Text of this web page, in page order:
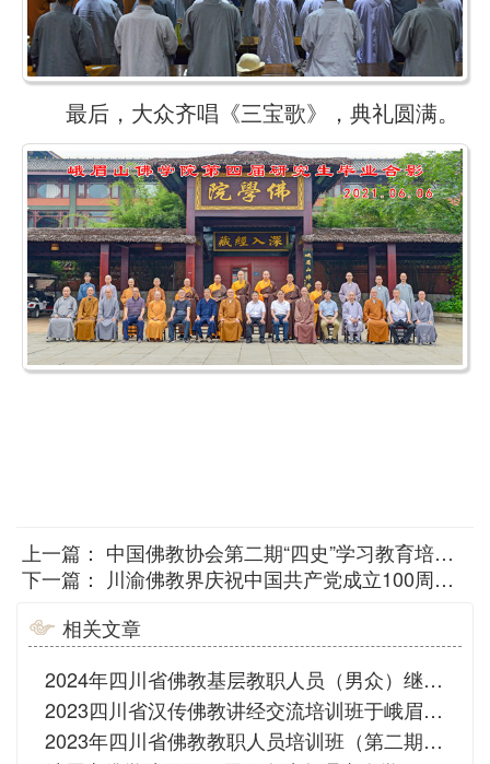
最后，大众齐唱《三宝歌》，典礼圆满。
上一篇： 中国佛教协会第二期“四史”学习教育培训班在中央社会主义学院开班
下一篇：
川渝佛教界庆祝中国共产党成立100周年书画巡展在成都大慈寺开幕
相关文章
2024年四川省佛教基层教职人员（男众）继续教育培训班在峨眉山佛学院开班
2023四川省汉传佛教讲经交流培训班于峨眉山佛学院圆满
2023年四川省佛教教职人员培训班（第二期）在峨眉山佛学院开班